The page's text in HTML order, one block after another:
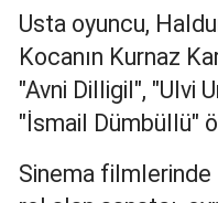
Usta oyuncu,
Kocanın Kurnaz
"Avni Dilligil", "Ulvi
"İsmail Dümbüllü"
Sinema filmlerinde